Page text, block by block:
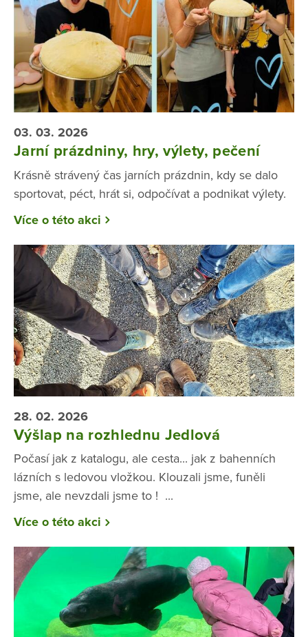
03. 03. 2026
Jarní prázdniny, hry, výlety, pečení
Krásně strávený čas jarních prázdnin, kdy se dalo
sportovat, péct, hrát si, odpočívat a podnikat výlety.
Více o této akci
28. 02. 2026
Výšlap na rozhlednu Jedlová
Počasí jak z katalogu, ale cesta... jak z bahenních
lázních s ledovou vložkou. Klouzali jsme, funěli
jsme, ale nevzdali jsme to ! ...
Více o této akci